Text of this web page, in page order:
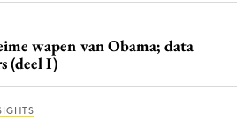
wapen van Obama; data
(deel I)